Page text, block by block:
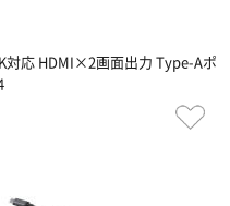
対応 HDMI×2画面出力 Type-Aポ